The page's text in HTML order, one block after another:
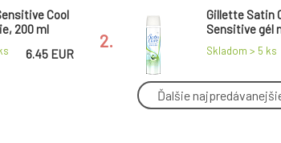
Cool
200 ml
6.45 EUR
2.
Gillette Satin
Sensitive gél
pre ženy 200 ml
Skladom > 5 ks
Alpa Windsor
Ďalšie